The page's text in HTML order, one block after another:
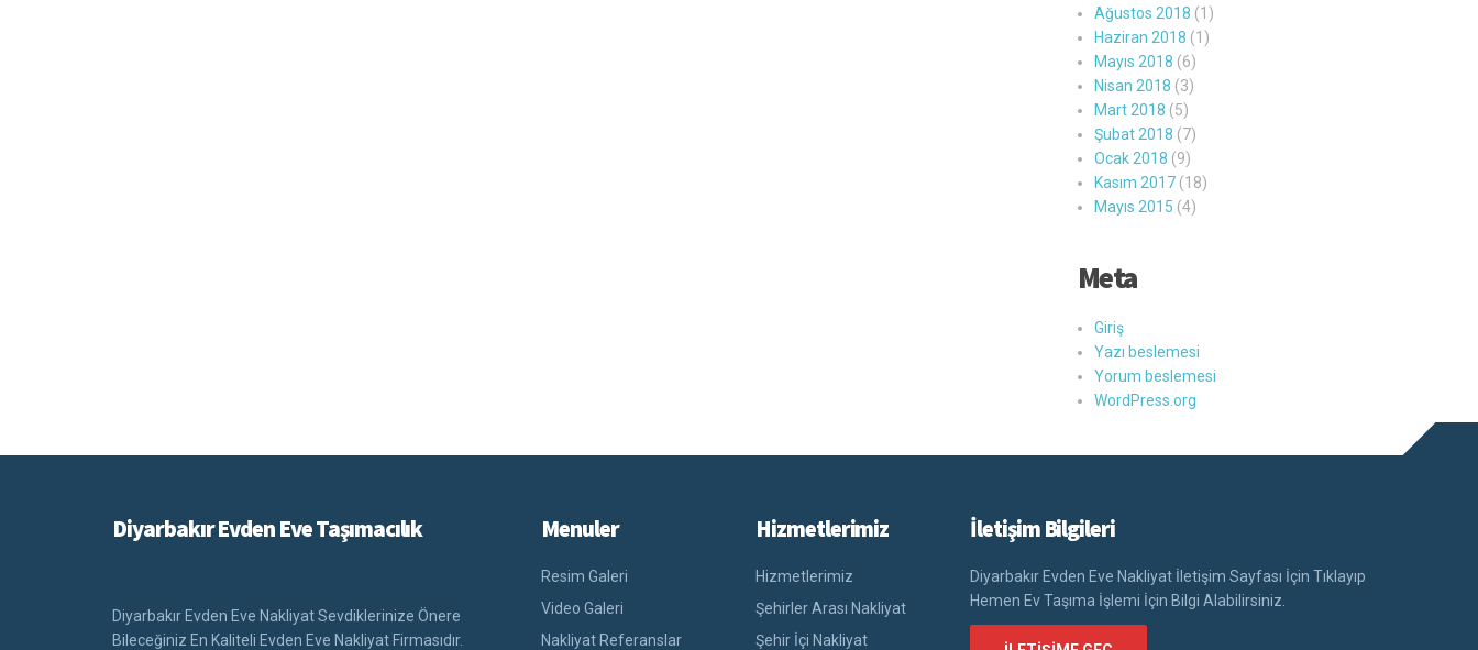
Ağustos 2018 (1)
Haziran 2018 (1)
Mayıs 2018 (6)
Nisan 2018 (3)
Mart 2018 (5)
Şubat 2018 (7)
Ocak 2018 (9)
Kasım 2017(18)
Mayıs 2015 (4)
Meta
Giriş
Yazı beslemesi
Yorum beslemesi
WordPress.org
Diyarbakır Evden Eve Taşımacılık
Diyarbakır Evden Eve Nakliyat Sevdiklerinize Önere
Bileceğiniz En Kaliteli Evden Eve Nakliyat Firmasıdır.
Menuler
Resim Galeri
Video Galeri
Nakliyat Referanslar
Hizmetlerimiz
Hizmetlerimiz
Şehirler Arası Nakliyat
Şehir İçi Nakliyat
İletişim Bilgileri
Diyarbakır Evden Eve Nakliyat İletişim Sayfası İçin Tıklayıp
Hemen Ev Taşıma İşlemi İçin Bilgi Alabilirsiniz.